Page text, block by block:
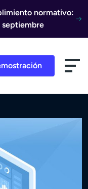
normativo: